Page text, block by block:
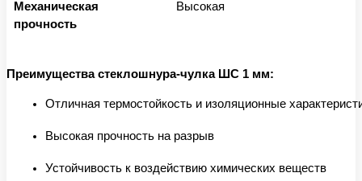
Механическая
прочность
Высокая
Преимущества стеклошнура-чулка ШС 1 мм:
Отличная термостойкость и изоляционные
Высокая прочность на разрыв
Устойчивость к воздействию химических веществ